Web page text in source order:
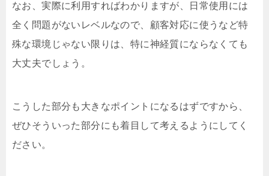
なお、実際に利用すればわかりますが、日常使用には
全く問題がないレベルなので、顧客対応に使うなど特
殊な環境じゃない限りは、特に神経質にならなくても
大丈夫でしょう。
こうした部分も大きなポイントになるはずですから、
ぜひそういった部分にも着目して考えるようにしてく
ださい。